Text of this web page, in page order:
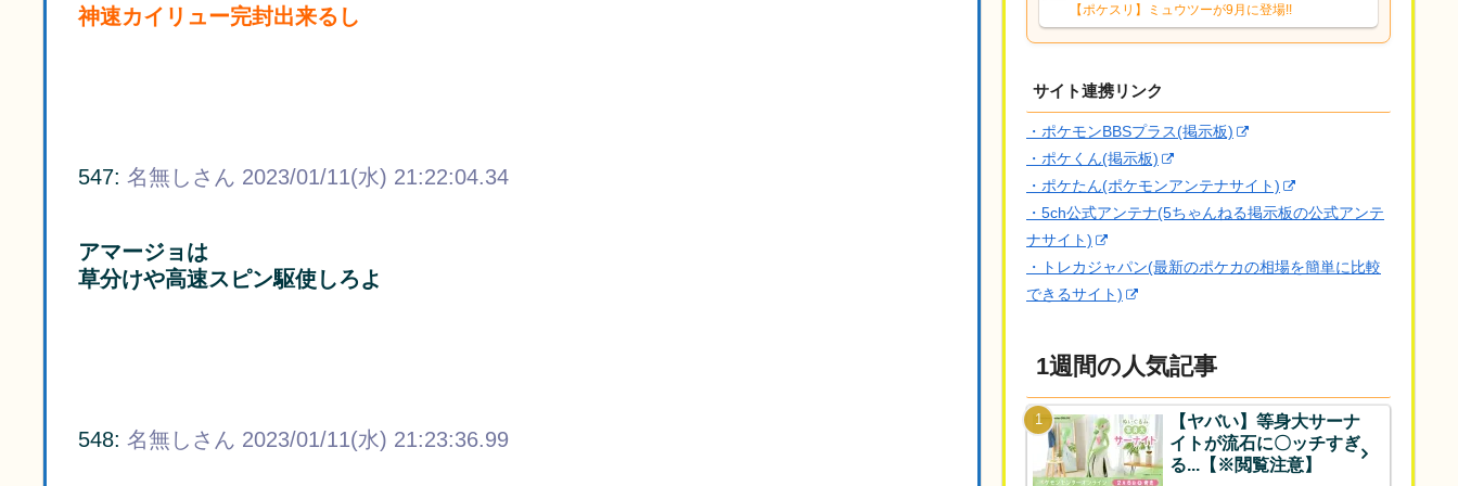
神速カイリュー完封出来るし
547: 名無しさん 2023/01/11(水) 21:22:04.34
アマージョは
草分けや高速スピン駆使しろよ
548: 名無しさん 2023/01/11(水) 21:23:36.99
スは常駐だと思うのでスキル回数犠牲に
してでもおてぼある方が良いのかなと思
っていますがどうでしょうか
【ポケスリ】ミュウツーが9月に登場!!
サイト連携リンク
・ポケモンBBSプラス(掲示板)
・ポケくん(掲示板)
・ポケたん(ポケモンアンテナサイト)
・5ch公式アンテナ(5ちゃんねる掲示板の公式アンテ
ナサイト)
・トレカジャパン(最新のポケカの相場を簡単に比較
できるサイト)
1週間の人気記事
【ヤバい】等身大サーナ
イトが流石に〇ッチすぎ
る...【※閲覧注意】